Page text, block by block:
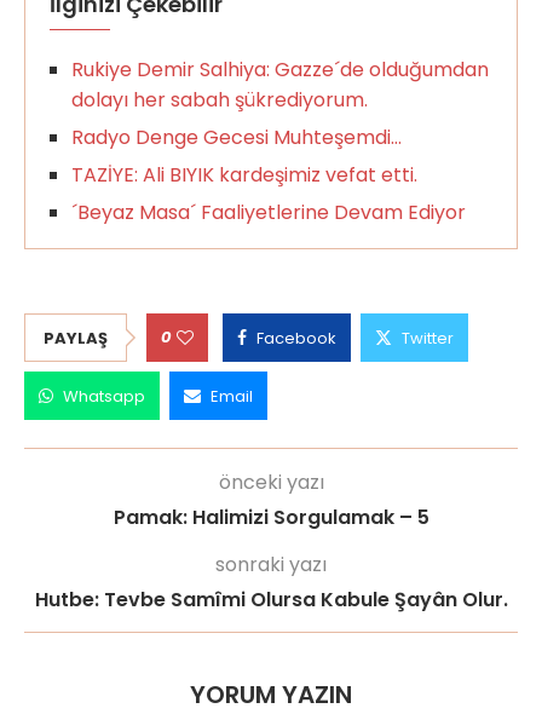
Rukiye Demir Salhiya: Gazze´de olduğumdan
dolayı her sabah şükrediyorum.
Radyo Denge Gecesi Muhteşemdi…
TAZİYE: Ali BIYIK kardeşimiz vefat etti.
´Beyaz Masa´ Faaliyetlerine Devam Ediyor
PAYLAŞ 0 Facebook Twitter
Whatsapp Email
önceki yazı
Pamak: Halimizi Sorgulamak – 5
sonraki yazı
Hutbe: Tevbe Samîmi Olursa Kabule Şayân Olur.
YORUM YAZIN